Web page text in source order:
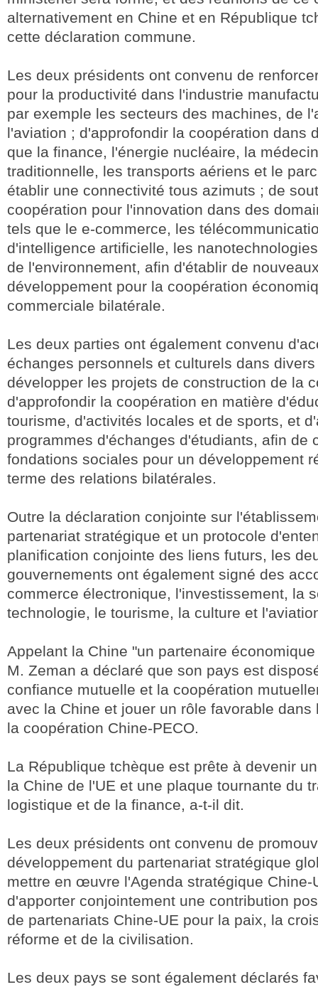
alternativement en Chine et en République
cette déclaration commune.
Les deux présidents ont convenu de
pour la productivité dans l'industrie
par exemple les secteurs des machines, de
l'aviation ; d'approfondir la coopération dans
que la finance, l'énergie nucléaire, la
traditionnelle, les transports aériens et le
établir une connectivité tous azimuts ; de
coopération pour l'innovation dans des
tels que le e-commerce, les
d'intelligence artificielle, les
de l'environnement, afin d'établir de
développement pour la coopération
commerciale bilatérale.
Les deux parties ont également convenu
échanges personnels et culturels dans
développer les projets de construction de la
d'approfondir la coopération en matière
tourisme, d'activités locales et de sports, et
programmes d'échanges d'étudiants, afin de
fondations sociales pour un développement
terme des relations bilatérales.
Outre la déclaration conjointe sur
partenariat stratégique et un protocole
planification conjointe des liens futurs, les
gouvernements ont également signé des
commerce électronique, l'investissement, la
technologie, le tourisme, la culture et
Appelant la Chine "un partenaire
M. Zeman a déclaré que son pays est
confiance mutuelle et la coopération
avec la Chine et jouer un rôle favorable dans
la coopération Chine-PECO.
La République tchèque est prête à devenir
la Chine de l'UE et une plaque tournante du
logistique et de la finance, a-t-il dit.
Les deux présidents ont convenu de
développement du partenariat stratégique
mettre en œuvre l'Agenda stratégique Chine-
d'apporter conjointement une contribution
de partenariats Chine-UE pour la paix, la
réforme et de la civilisation.
Les deux pays se sont également déclarés